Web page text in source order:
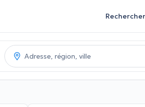
Rechercher